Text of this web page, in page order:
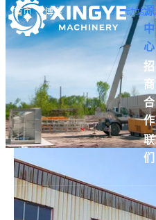
源
中
心
招
商
合
作
们
首页 博客 固定站 VS 移动站